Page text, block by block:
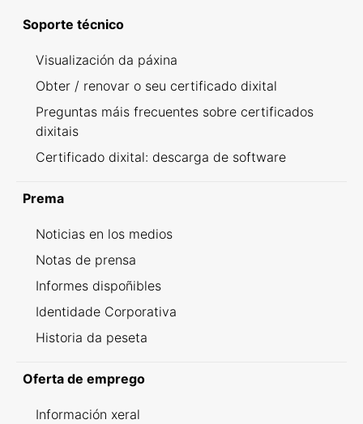
Soporte técnico
Visualización da páxina
Obter / renovar o seu certificado dixital
Preguntas máis frecuentes sobre certificados
dixitais
Certificado dixital: descarga de software
Prema
Noticias en los medios
Notas de prensa
Informes dispoñibles
Identidade Corporativa
Historia da peseta
Oferta de emprego
Información xeral